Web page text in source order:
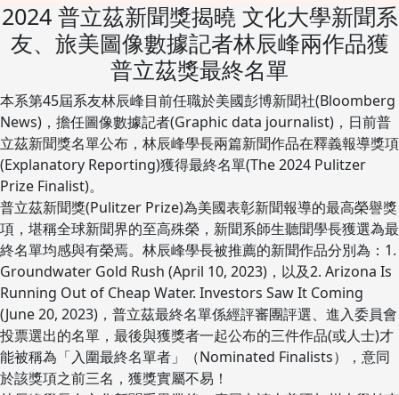
2024 普立茲新聞獎揭曉 文化大學新聞系
友、旅美圖像數據記者林辰峰兩作品獲
普立茲獎最終名單
本系第45屆系友林辰峰目前任職於美國彭博新聞社(Bloomberg
News)，擔任圖像數據記者(Graphic data journalist)，日前普
立茲新聞獎名單公布，林辰峰學長兩篇新聞作品在釋義報導獎項
(Explanatory Reporting)獲得最終名單(The 2024 Pulitzer
Prize Finalist)。
普立茲新聞獎(Pulitzer Prize)為美國表彰新聞報導的最高榮譽獎
項，堪稱全球新聞界的至高殊榮，新聞系師生聽聞學長獲選為最
終名單均感與有榮焉。林辰峰學長被推薦的新聞作品分別為：1.
Groundwater Gold Rush (April 10, 2023)，以及2. Arizona Is
Running Out of Cheap Water. Investors Saw It Coming
(June 20, 2023)，普立茲最終名單係經評審團評選、進入委員會
投票選出的名單，最後與獲獎者一起公布的三件作品(或人士)才
能被稱為「入圍最終名單者」（Nominated Finalists），意同
於該獎項之前三名，獲獎實屬不易！